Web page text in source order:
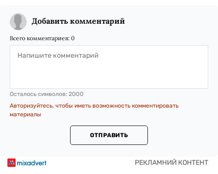
Добавить комментарий
Всего комментариев: 0
Осталось символов: 2000
Авторизуйтесь, чтобы иметь возможность комментировать
материалы
ОТПРАВИТЬ